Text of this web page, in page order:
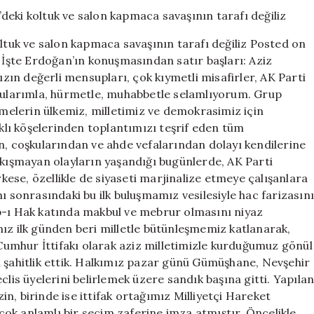
CHP’deki
ve
salon
kapmaca
savaşının
tarafı
değiliz
için
ve salon kapmaca savaşının tarafı değiliz Posted on
Erdoğan’ın konuşmasından satır başları: Aziz
değerli mensupları, çok kıymetli misafirler, AK Parti
hürmetle, muhabbetle selamlıyorum. Grup
ülkemiz, milletimiz ve demokrasimiz için
köşelerinden toplantımızı teşrif eden tüm
ve ahde vefalarından dolayı kendilerine
olayların yaşandığı bugünlerde, AK Parti
özellikle de siyaseti marjinalize etmeye çalışanlara
bu ilk buluşmamız vesilesiyle hac farizasını
katında makbul ve mebrur olmasını niyaz
ilk günden beri milletle bütünleşmemiz katlanarak,
İttifakı olarak aziz milletimizle kurduğumuz gönül
ettik. Halkımız pazar günü Gümüşhane, Nevşehir
üyelerini belirlemek üzere sandık başına gitti. Yapılan
birinde ise ittifak ortağımız Milliyetçi Hareket